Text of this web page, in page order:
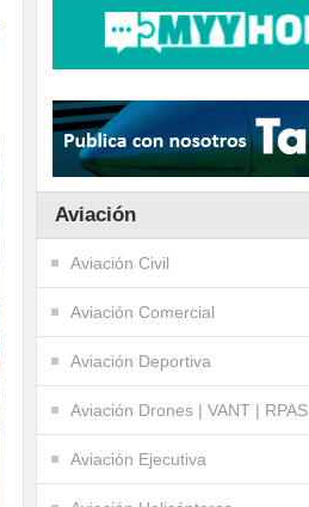
Aviación
Aviación Civil
Aviación Comercial
Aviación Deportiva
Aviación Drones | VANT | RPAS
Aviación Ejecutiva